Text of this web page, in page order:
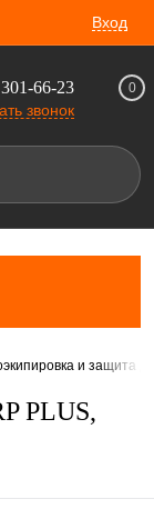
Вход
66-23
звонок
0
и защита
PLUS,